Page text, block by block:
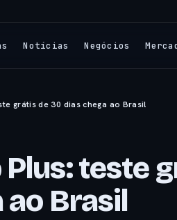
Notícias Negócios
grátis de 30 dias chega ao Brasil
teste
ao Brasil